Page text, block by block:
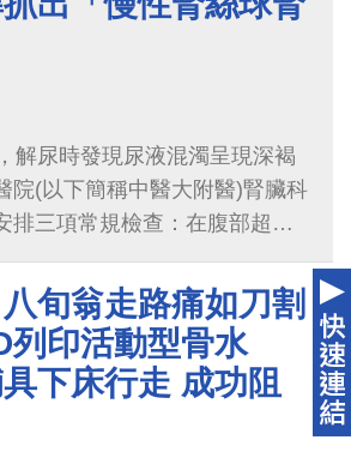
解尿時發現尿液混濁呈現深褐
院(以下簡稱中醫大附醫)腎臟科
排三項常規檢查：在腹部超音
發現異常，而在尿液常規檢驗
1+等三數值異常（正常值皆為
蕭小姐罹患究竟為腎炎，或泌
旬翁走路痛如刀割
列印活動型骨水
下床行走 成功阻